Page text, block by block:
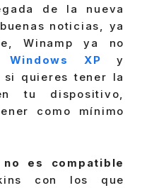
de la nueva
noticias, ya
Winamp ya no
Windows XP y
si quieres tener la
tu dispositivo,
como mínimo
no es compatible
con los que